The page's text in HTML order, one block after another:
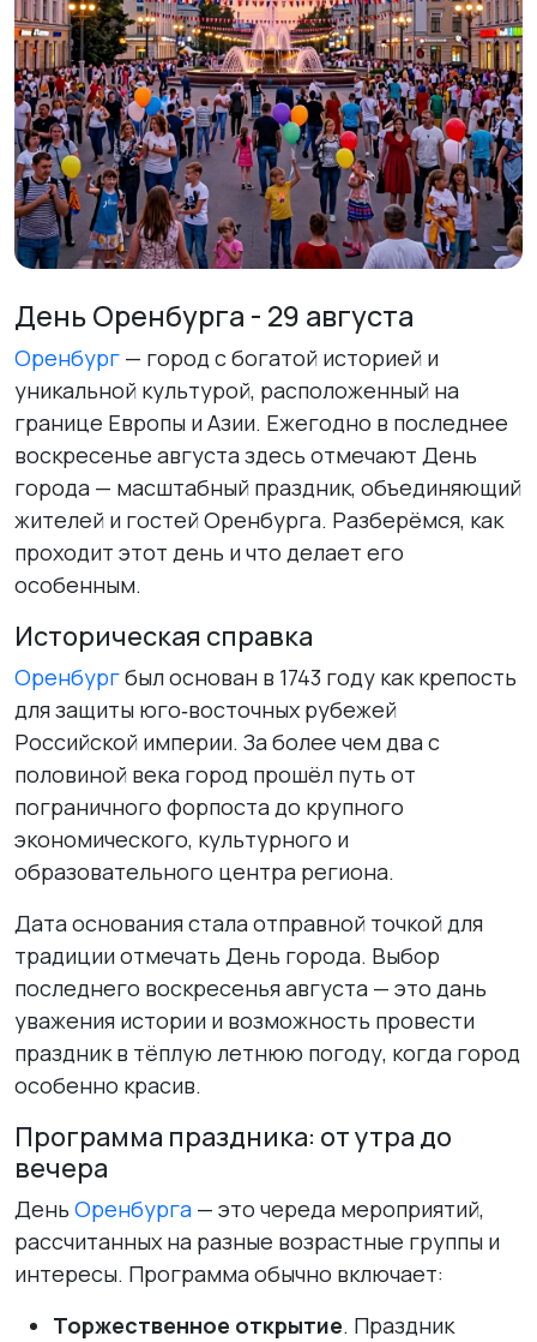
День Оренбурга - 29 августа
Оренбург — город с богатой историей и
уникальной культурой, расположенный на
границе Европы и Азии. Ежегодно в последнее
воскресенье августа здесь отмечают День
города — масштабный праздник, объединяющий
жителей и гостей Оренбурга. Разберёмся, как
проходит этот день и что делает его
особенным.
Историческая справка
Оренбургбыл основан в 1743 году как крепость
для защиты юго‑восточных рубежей
Российской империи. За более чем два с
половиной века город прошёл путь от
пограничного форпоста до крупного
экономического, культурного и
образовательного центра региона.
Дата основания стала отправной точкой для
традиции отмечать День города. Выбор
последнего воскресенья августа — это дань
уважения истории и возможность провести
праздник в тёплую летнюю погоду, когда город
особенно красив.
Программа праздника: от утра до
вечера
День Оренбурга — это череда мероприятий,
рассчитанных на разные возрастные группы и
интересы. Программа обычно включает:
Торжественное открытие. Праздник